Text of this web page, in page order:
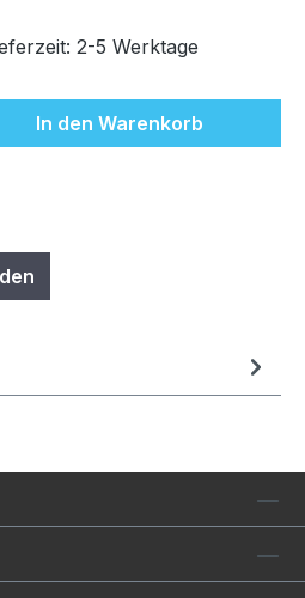
2-5 Werktage
Gib den
In den Warenkorb